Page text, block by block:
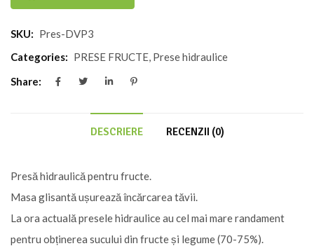
hidraulică
300
kg/ora
SKU: Pres-DVP3
Categories: PRESE FRUCTE, Prese hidraulice
Share:
DESCRIERE RECENZII (0)
Presă hidraulică pentru fructe.
Masa glisantă ușurează încărcarea tăvii.
La ora actuală presele hidraulice au cel mai mare randament
pentru obținerea sucului din fructe și legume (70-75%).